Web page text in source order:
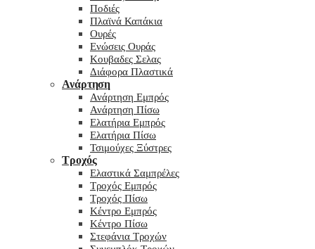
Ποδιές
Πλαϊνά Καπάκια
Ουρές
Ενώσεις Ουράς
Κουβαδες Σελας
Διάφορα Πλαστικά
Ανάρτηση
Ανάρτηση Εμπρός
Ανάρτηση Πίσω
Ελατήρια Εμπρός
Ελατήρια Πίσω
Τσιμούχες Ξύστρες
Τροχός
Ελαστικά Σαμπρέλες
Τροχός Εμπρός
Τροχός Πίσω
Κέντρο Εμπρός
Κέντρο Πίσω
Στεφάνια Τροχών